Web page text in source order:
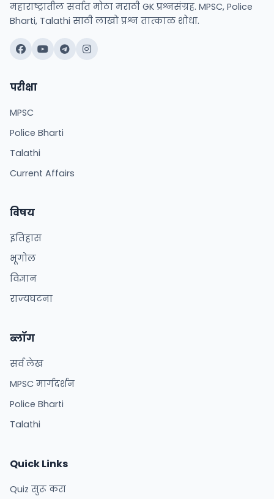
महाराष्ट्रातील सर्वात मोठा मराठी GK प्रश्नसंग्रह. MPSC, Police
Bharti, Talathi साठी लाखो प्रश्न तात्काळ शोधा.
परीक्षा
MPSC
Police Bharti
Talathi
Current Affairs
विषय
इतिहास
भूगोल
विज्ञान
राज्यघटना
ब्लॉग
सर्व लेख
MPSC मार्गदर्शन
Police Bharti
Talathi
Quick Links
Quiz सुरू करा